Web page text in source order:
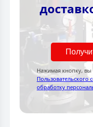
Нажимая кнопку, вы
Пользовательского
обработку